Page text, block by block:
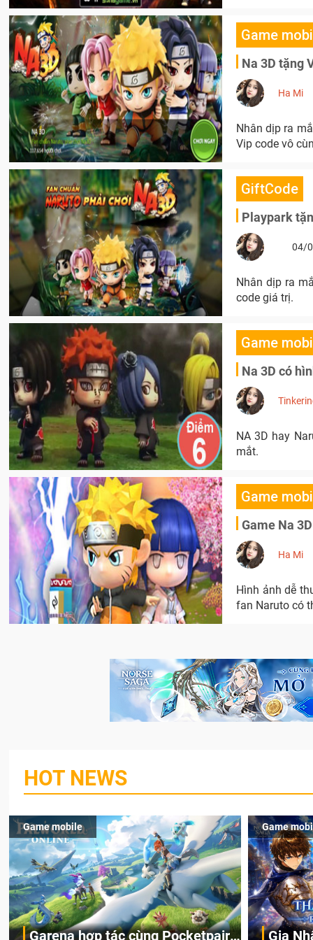
Game
Na 3D tặng
Ha Mi
Nhân dịp ra
Vip code vô
GiftCode
Playpark
04/
Nhân dịp ra
code giá trị.
Game
Na 3D có
NA 3D hay
mắt.
Game
Game Na
Ha Mi
Hình ảnh dễ
fan Naruto có
HOT NEWS
Game mobile
Garena hợp tác cùng Pocketpair
Game
Gia